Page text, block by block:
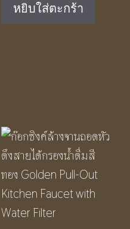
฿1,150.00.
หยิบใส่ตะกร้า